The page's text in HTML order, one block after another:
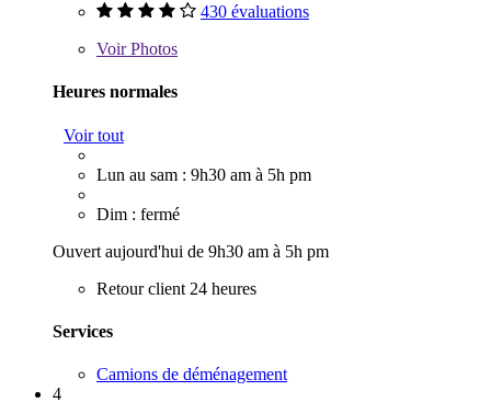
430 évaluations
VoirPhotos
Heures normales
Voir tout
Lun au sam : 9h30 am à 5h pm
Dim : fermé
Ouvert aujourd'hui de 9h30 am à 5h pm
Retour client 24 heures
Services
Camions de déménagement
4